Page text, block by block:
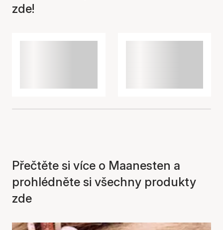
zde!
Přečtěte si více o Maanesten a
prohlédněte si všechny produkty
zde